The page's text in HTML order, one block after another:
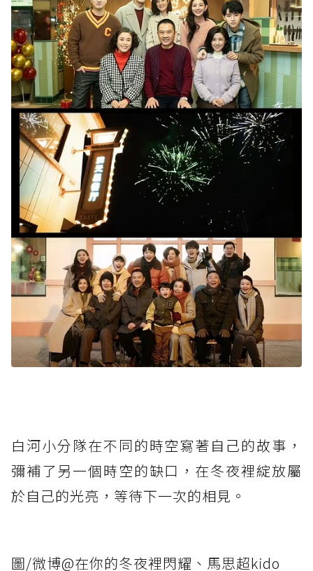
白河小分隊在不同的時空寫著自己的故事，
彌補了另一個時空的缺口，在冬夜裡綻放屬
於自己的光亮，等待下一次的相見。
圖/微博@在你的冬夜裡閃耀、馬思超kido